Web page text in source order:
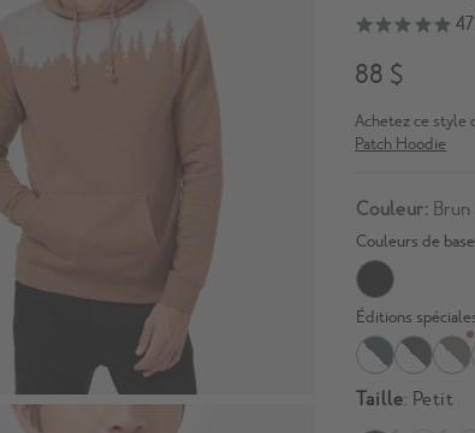
Lien vers les
88 $
Achetez ce style
Patch Hoodie
Couleur: Brun
Couleurs de base
Éditions
Taille: Petit